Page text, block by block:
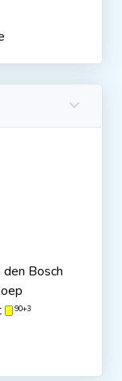
den Bosch
90+3